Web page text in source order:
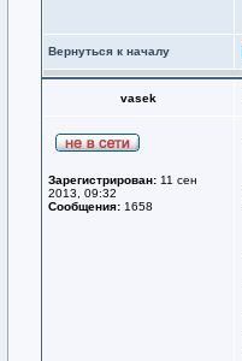
Вернуться к началу
vasek
Зарегистрирован: 11 сен
2013, 09:32
Сообщения: 1658